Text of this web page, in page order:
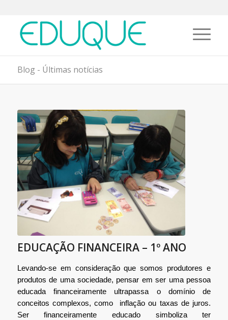
Blog - Últimas notícias
EDUCAÇÃO FINANCEIRA – 1º ANO
Levando-se em consideração que somos produtores e
produtos de uma sociedade, pensar em ser uma pessoa
educada financeiramente ultrapassa o domínio de
conceitos complexos, como
inflação ou taxas de juros.
Ser financeiramente educado simboliza ter